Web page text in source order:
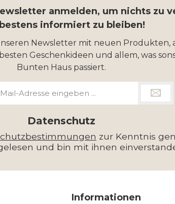
anmelden, um nichts zu
informiert zu bleiben!
Newsletter mit neuen Produkten,
Geschenkideen und allem, was
Bunten Haus passiert.
Datenschutz
zur Kenntnis
und bin mit ihnen
Informationen